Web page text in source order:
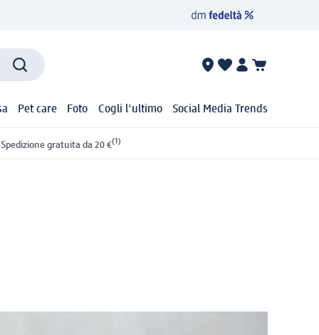
Pet care Foto Cogli l'ultimo Social Media Trends
Spedizione gratuita da 20 €(1)